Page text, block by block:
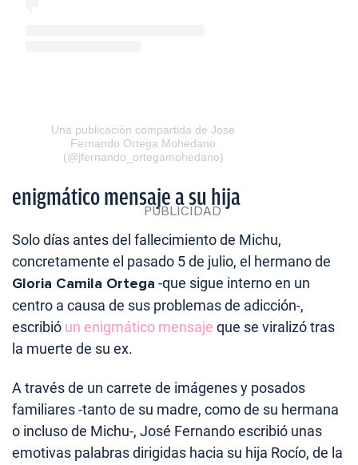
Una publicación compartida de Jose
Fernando Ortega Mohedano
(@jfernando_ortegamohedano)
enigmático mensaje a su hija
Solo días antes del fallecimiento de Michu,
concretamente el pasado 5 de julio, el hermano de
Gloria Camila Ortega -que sigue interno en un
centro a causa de sus problemas de adicción-,
escribió un enigmático mensaje que se viralizó tras
la muerte de su ex.
A través de un carrete de imágenes y posados
familiares -tanto de su madre, como de su hermana
o incluso de Michu-, José Fernando escribió unas
emotivas palabras dirigidas hacia su hija Rocío, de la